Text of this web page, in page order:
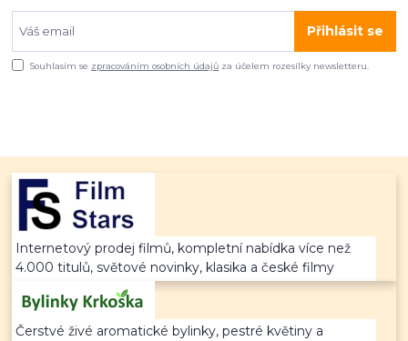
Přihlásit se
Souhlasím se zpracováním osobních údajů za účelem rozesílky newsletteru.
Internetový prodej filmů, kompletní nabídka více než
4.000 titulů, světové novinky, klasika a české filmy
Čerstvé živé aromatické bylinky, pestré květiny a